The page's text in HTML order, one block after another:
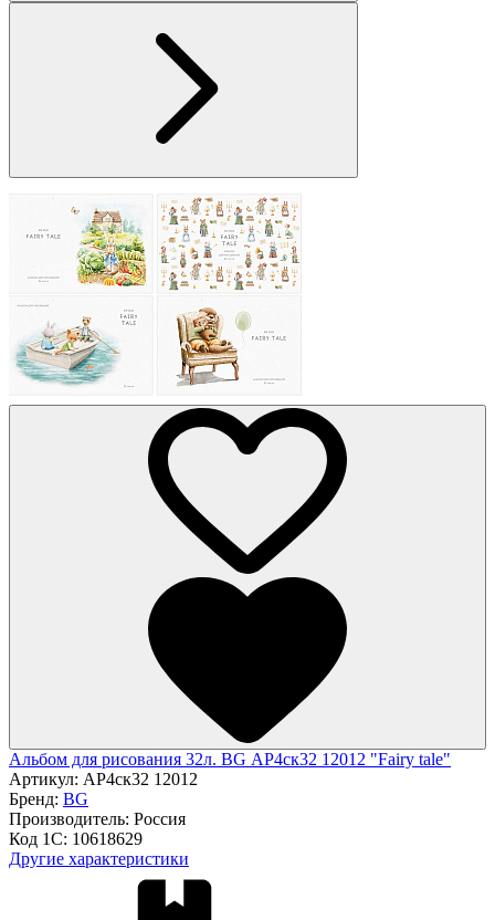
Альбом для рисования 32л. BG АР4ск32 12012 "Fairy tale"
Артикул: АР4ск32 12012
Бренд: BG
Производитель: Россия
Код 1С: 10618629
Другие характеристики